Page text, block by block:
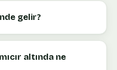
gelir?
altında ne